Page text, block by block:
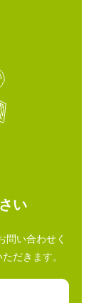
い
問い合わせく
だきます。